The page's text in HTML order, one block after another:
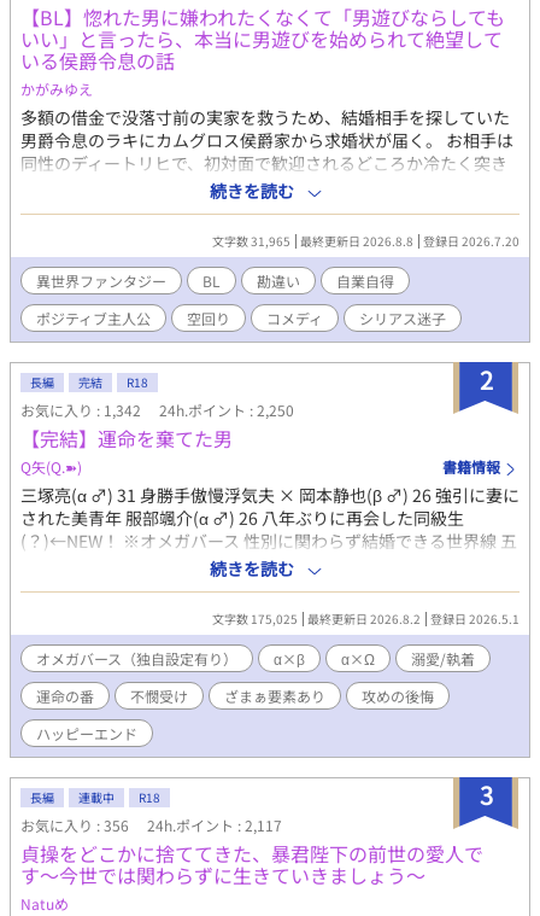
【BL】惚れた男に嫌われたくなくて「男遊びならしても
いい」と言ったら、本当に男遊びを始められて絶望して
いる侯爵令息の話
かがみゆえ
多額の借金で没落寸前の実家を救うため、結婚相手を探していた
男爵令息のラキにカムグロス侯爵家から求婚状が届く。 お相手は
同性のディートリヒで、初対面で歓迎されるどころか冷たく突き
放されてしまう。 『必要最低限関わるな』 『愛人を作るな』 『男
遊びならしてもいい』 ディートリヒから実家の借金を完済する条
件を言われたラキは、学園で令息たちとの交流を満喫中。 褒め上
手なラキの周りには可愛い令息が集まり、推し活状態に。 一方、
ディートリヒだけが嫉妬で胃を痛める日々。 ラキへの恋心を隠し
続けた不器用侯爵令息に、幸せな未来は訪れるのか？ .
続きを読む
文字数 31,965 最終更新日 2026.8.8 登録日 2026.7.20
異世界ファンタジー BL 勘違い
自業自得
ポジティブ主人公
空回り コメディ シリアス迷子
2
長編 完結 R18
お気に入り : 1,342 24h.ポイント : 2,250
【完結】運命を棄てた男
Q矢(Q.➽) 書籍情報
三塚亮(α ♂) 31 身勝手傲慢浮気夫 × 岡本静也(β ♂) 26 強引に妻に
された美青年 服部颯介(α ♂) 26 八年ぶりに再会した同級生
(？)←NEW！ ※オメガバース 性別に関わらず結婚できる世界線 五
年前、大学生だった岡本静也（β）は、インターンに入った会社
で、αの三塚 亮に一目惚れされ、猛烈なアプローチを受けた。 異
性愛者であり遠恋の彼女も居た静也は、それを理由に三塚の告白
を断り続けたが、ある時三塚に酒に酔わされ、抱かれてしまう。
既成事実を作る事に成功した三塚は、強引に静也を略奪、結婚。
しかし熱愛は続かず、三塚は愛人を囲い始める。しかも相手はΩ
で、三塚と番になって子どもを産む事を望んでいた。 バース法に
より、婚姻外の番契約は禁止されている。可愛い愛人の願いを叶
える為には、まず静也と離婚しなくてはならない。 そうして結婚
人に目が眩む三塚は、この先で自分を待つ恐ろしい運命など、想
像すらできずにいたが……。 手段を選ばず生きてきた傲慢浮気
男・三塚の末路とは。 そして捨てられた静也の、意外な未来と
は。 ※お詫び 17話のラスト、三年ではなく五年の間違いです！明
らかなうっかりミスです！ お詫びして訂正いたしますm(_ _)m
続きを読む
文字数 175,025 最終更新日 2026.8.2 登録日 2026.5.1
オメガバース（独自設定有り） α×β α×Ω
溺愛/執着
運命の番
不憫受け ざまぁ要素あり
攻めの後悔
ハッピーエンド
3
長編 連載中 R18
お気に入り : 356 24h.ポイント : 2,117
貞操をどこかに捨ててきた、暴君陛下の前世の愛人で
す〜今世では関わらずに生きていきましょう〜
Natuめ